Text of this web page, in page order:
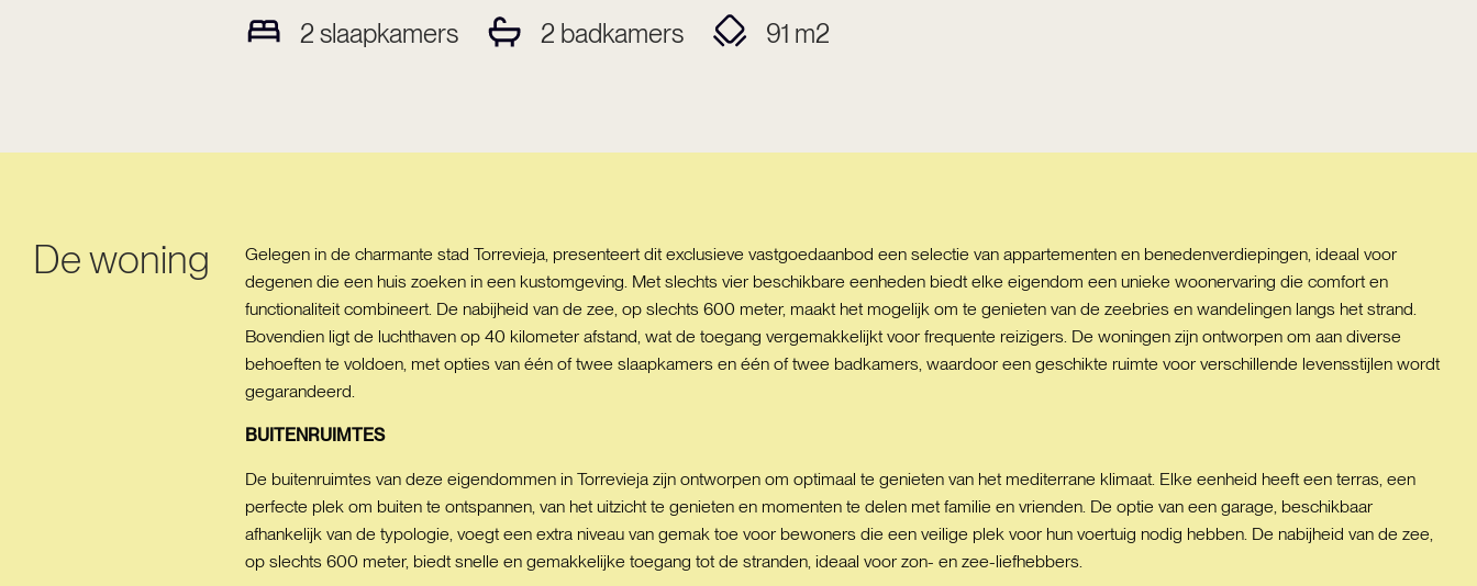
2 slaapkamers 2 badkamers 91 m2
De woning
Gelegen in de charmante stad Torrevieja, presenteert dit exclusieve vastgoedaanbod een selectie van appartementen en benedenverdiepingen, ideaal voor
degenen die een huis zoeken in een kustomgeving. Met slechts vier beschikbare eenheden biedt elke eigendom een unieke woonervaring die comfort en
functionaliteit combineert. De nabijheid van de zee, op slechts 600 meter, maakt het mogelijk om te genieten van de zeebries en wandelingen langs het strand.
Bovendien ligt de luchthaven op 40 kilometer afstand, wat de toegang vergemakkelijkt voor frequente reizigers. De woningen zijn ontworpen om aan diverse
behoeften te voldoen, met opties van één of twee slaapkamers en één of twee badkamers, waardoor een geschikte ruimte voor verschillende levensstijlen wordt
gegarandeerd.
BUITENRUIMTES
De buitenruimtes van deze eigendommen in Torrevieja zijn ontworpen om optimaal te genieten van het mediterrane klimaat. Elke eenheid heeft een terras, een
perfecte plek om buiten te ontspannen, van het uitzicht te genieten en momenten te delen met familie en vrienden. De optie van een garage, beschikbaar
afhankelijk van de typologie, voegt een extra niveau van gemak toe voor bewoners die een veilige plek voor hun voertuig nodig hebben. De nabijheid van de zee,
op slechts 600 meter, biedt snelle en gemakkelijke toegang tot de stranden, ideaal voor zon- en zee-liefhebbers.